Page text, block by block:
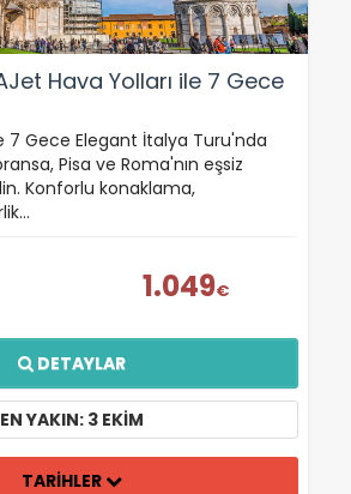
Hava Yolları ile 7 Gece
7 Gece Elegant İtalya Turu'nda
Pisa ve Roma'nın eşsiz
Konforlu konaklama,
1.049€
DETAYLAR
EN YAKIN: 3 EKIM
TARİHLER